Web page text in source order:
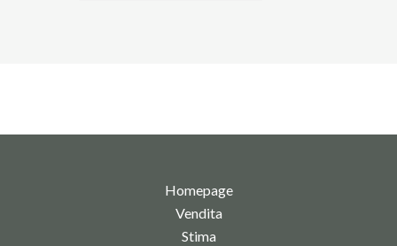
Homepage
Vendita
Stima